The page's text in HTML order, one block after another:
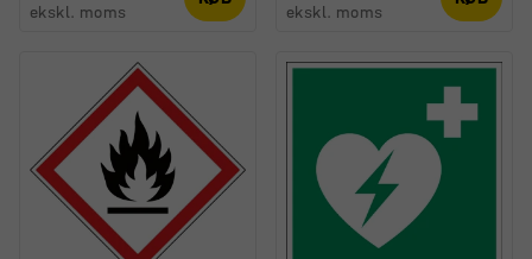
ekskl. moms ekskl. moms